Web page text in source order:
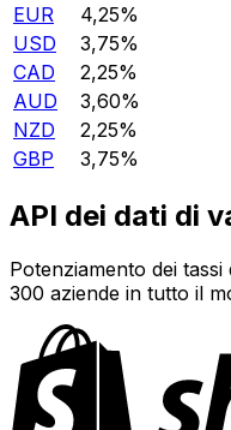
EUR
4,25%
USD
3,75%
CAD
2,25%
AUD
3,60%
NZD
2,25%
GBP
3,75%
API dei dati di
Potenziamento dei
300 aziende in tutto il